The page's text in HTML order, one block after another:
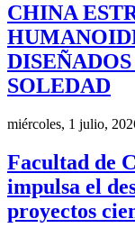
CHINA
SOLEDAD
miércoles, 1 julio,
Facultad de
impulsa el
proyectos